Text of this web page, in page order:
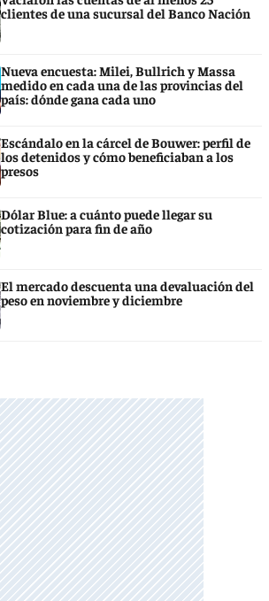
clientes de una sucursal del Banco Nación
Nueva encuesta: Milei, Bullrich y Massa
medido en cada una de las provincias del
país: dónde gana cada uno
Escándalo en la cárcel de Bouwer: perfil de
los detenidos y cómo beneficiaban a los
presos
Dólar Blue: a cuánto puede llegar su
cotización para fin de año
El mercado descuenta una devaluación del
peso en noviembre y diciembre